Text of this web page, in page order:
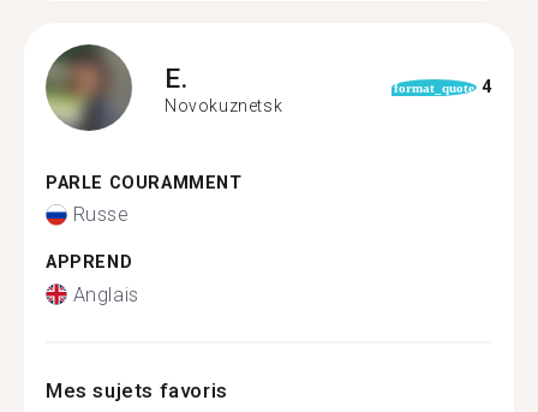
E.
Novokuznetsk
format_quote 4
PARLE COURAMMENT
Russe
APPREND
Anglais
Mes sujets favoris